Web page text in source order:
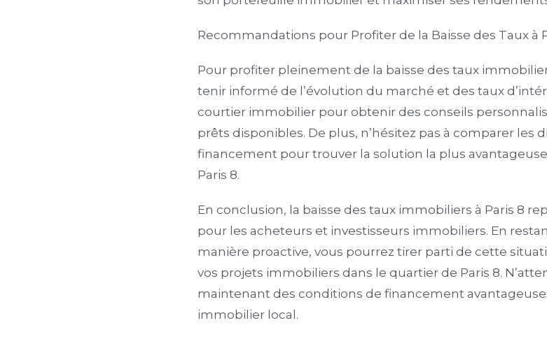
Recommandations pour Profiter de la Baisse des Taux à
Pour profiter pleinement de la baisse des taux
tenir informé de l’évolution du marché et des taux
courtier immobilier pour obtenir des conseils
prêts disponibles. De plus, n’hésitez pas à comparer les
financement pour trouver la solution la plus
Paris 8.
En conclusion, la baisse des taux immobiliers à Paris 8
pour les acheteurs et investisseurs immobiliers. En
manière proactive, vous pourrez tirer parti de cette
vos projets immobiliers dans le quartier de Paris 8.
maintenant des conditions de financement
immobilier local.